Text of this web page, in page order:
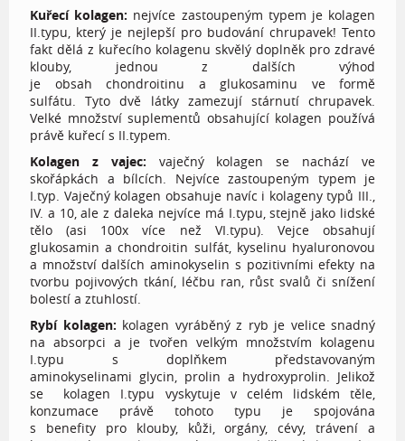
Kuřecí kolagen: nejvíce zastoupeným typem je kolagen
II.typu, který je nejlepší pro budování chrupavek! Tento
fakt dělá z kuřecího kolagenu skvělý doplněk pro zdravé
klouby, jednou z dalších výhod
je obsah chondroitinu a glukosaminu ve formě
sulfátu. Tyto dvě látky zamezují stárnutí chrupavek.
Velké množství suplementů obsahující kolagen používá
právě kuřecí s II.typem.
Kolagen z vajec: vaječný kolagen se nachází ve
skořápkách a bílcích. Nejvíce zastoupeným typem je
I.typ. Vaječný kolagen obsahuje navíc i kolageny typů III.,
IV. a 10, ale z daleka nejvíce má I.typu, stejně jako lidské
tělo (asi 100x více než VI.typu). Vejce obsahují
glukosamin a chondroitin sulfát, kyselinu hyaluronovou
a množství dalších aminokyselin s pozitivními efekty na
tvorbu pojivových tkání, léčbu ran, růst svalů či snížení
bolestí a ztuhlostí.
Rybí kolagen: kolagen vyráběný z ryb je velice snadný
na absorpci a je tvořen velkým množstvím kolagenu
I.typu s doplňkem představovaným
aminokyselinami glycin, prolin a hydroxyprolin. Jelikož
se kolagen I.typu vyskytuje v celém lidském těle,
konzumace právě tohoto typu je spojována
s benefity pro klouby, kůži, orgány, cévy, trávení a